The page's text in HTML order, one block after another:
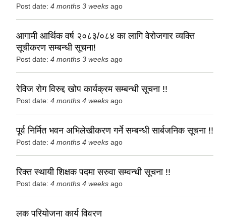
Post date: 4 months 3 weeks ago
आगामी आर्थिक वर्ष २०८३/०८४ का लागि वेरोजगार व्यक्ति
सूचीकरण सम्बन्धी सूचना!
Post date: 4 months 3 weeks ago
रेविज रोग विरुद्द खोप कार्यक्रम सम्बन्धी सूचना !!
Post date: 4 months 4 weeks ago
पूर्व निर्मित भवन अभिलेखीकरण गर्ने सम्बन्धी सार्बजनिक सूचना !!
Post date: 4 months 4 weeks ago
रिक्त स्थायी शिक्षक पदमा सरुवा सम्वन्धी सूचना !!
Post date: 4 months 4 weeks ago
लक परियोजना कार्य विवरण